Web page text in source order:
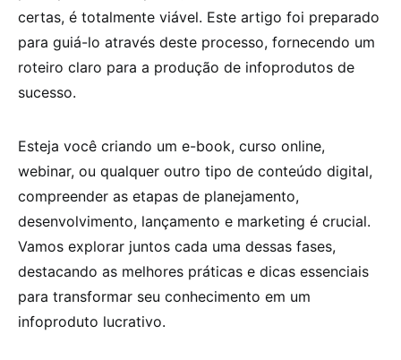
certas, é totalmente viável. Este artigo foi preparado
para guiá-lo através deste processo, fornecendo um
roteiro claro para a produção de infoprodutos de
sucesso.
Esteja você criando um e-book, curso online,
webinar, ou qualquer outro tipo de conteúdo digital,
compreender as etapas de planejamento,
desenvolvimento, lançamento e marketing é crucial.
Vamos explorar juntos cada uma dessas fases,
destacando as melhores práticas e dicas essenciais
para transformar seu conhecimento em um
infoproduto lucrativo.